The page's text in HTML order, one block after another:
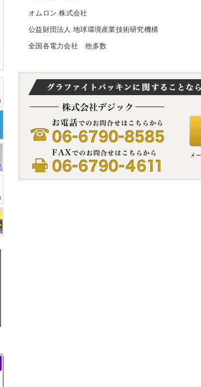
オムロン 株式会社
公益財団法人 地球環境産業技術研究機構
全国各電力会社 他多数